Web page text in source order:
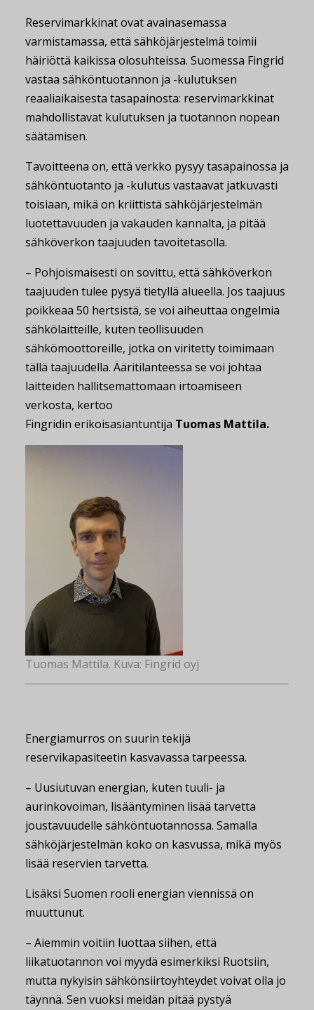
Reservimarkkinat ovat avainasemassa
varmistamassa, että sähköjärjestelmä toimii
häiriöttä kaikissa olosuhteissa. Suomessa Fingrid
vastaa sähköntuotannon ja -kulutuksen
reaaliaikaisesta tasapainosta: reservimarkkinat
mahdollistavat kulutuksen ja tuotannon nopean
säätämisen.
Tavoitteena on, että verkko pysyy tasapainossa ja
sähköntuotanto ja -kulutus vastaavat jatkuvasti
toisiaan, mikä on kriittistä sähköjärjestelmän
luotettavuuden ja vakauden kannalta, ja pitää
sähköverkon taajuuden tavoitetasolla.
– Pohjoismaisesti on sovittu, että sähköverkon
taajuuden tulee pysyä tietyllä alueella. Jos taajuus
poikkeaa 50 hertsistä, se voi aiheuttaa ongelmia
sähkölaitteille, kuten teollisuuden
sähkömoottoreille, jotka on viritetty toimimaan
tällä taajuudella. Ääritilanteessa se voi johtaa
laitteiden hallitsemattomaan irtoamiseen
verkosta, kertoo
Fingridin erikoisasiantuntija Tuomas Mattila.
Tuomas Mattila. Kuva: Fingrid oyj
Energiamurros on suurin tekijä
reservikapasiteetin kasvavassa tarpeessa.
– Uusiutuvan energian, kuten tuuli- ja
aurinkovoiman, lisääntyminen lisää tarvetta
joustavuudelle sähköntuotannossa. Samalla
sähköjärjestelmän koko on kasvussa, mikä myös
lisää reservien tarvetta.
Lisäksi Suomen rooli energian viennissä on
muuttunut.
– Aiemmin voitiin luottaa siihen, että
liikatuotannon voi myydä esimerkiksi Ruotsiin,
mutta nykyisin sähkönsiirtoyhteydet voivat olla jo
täynnä. Sen vuoksi meidän pitää pystyä